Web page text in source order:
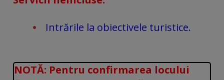
Intrările la obiectivele turistice.
NOTĂ: Pentru confirmarea locului